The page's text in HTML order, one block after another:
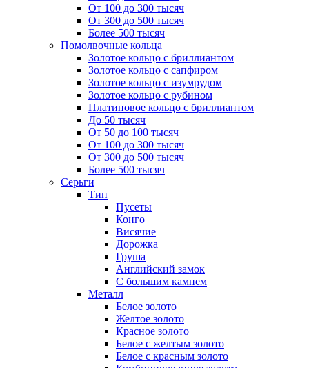
От 100 до 300 тысяч
От 300 до 500 тысяч
Более 500 тысяч
Помолвочные кольца
Золотое кольцо с бриллиантом
Золотое кольцо с сапфиром
Золотое кольцо с изумрудом
Золотое кольцо с рубином
Платиновое кольцо с бриллиантом
До 50 тысяч
От 50 до 100 тысяч
От 100 до 300 тысяч
От 300 до 500 тысяч
Более 500 тысяч
Серьги
Тип
Пусеты
Конго
Висячие
Дорожка
Груша
Английский замок
С большим камнем
Металл
Белое золото
Желтое золото
Красное золото
Белое с желтым золото
Белое с красным золото